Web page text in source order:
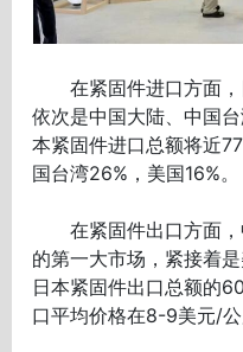
在紧固件进口方面，
依次是中国大陆、中国
本紧固件进口总额将近
国台湾26%，美国16%。
在紧固件出口方面，
的第一大市场，紧接着
日本紧固件出口总额的
口平均价格在8-9美元/公